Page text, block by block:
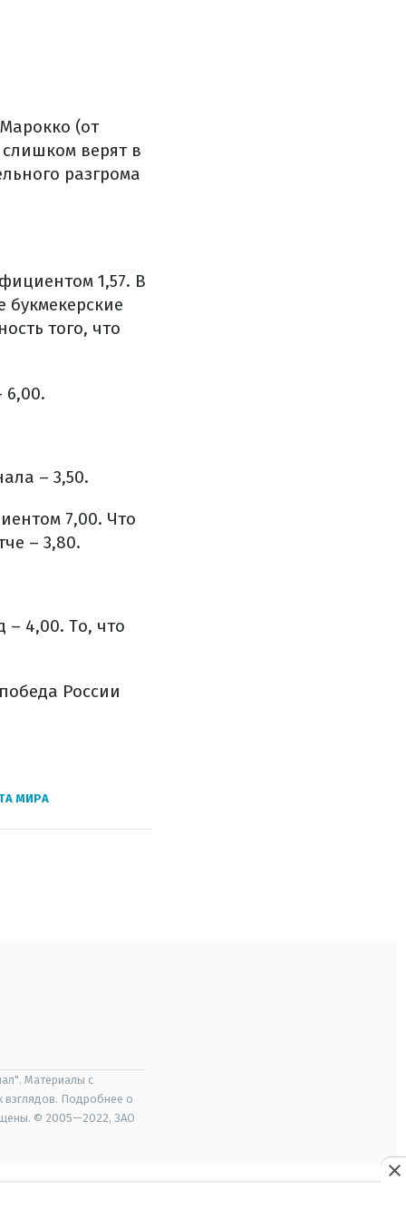
(от
верят в
разгрома
1,57. В
букмекерские
того, что
6,00.
– 3,50.
7,00. Что
– 3,80.
– 4,00. То, что
России
МИРА
Материалы с
взглядов. Подробнее о
© 2005—2022, ЗАО